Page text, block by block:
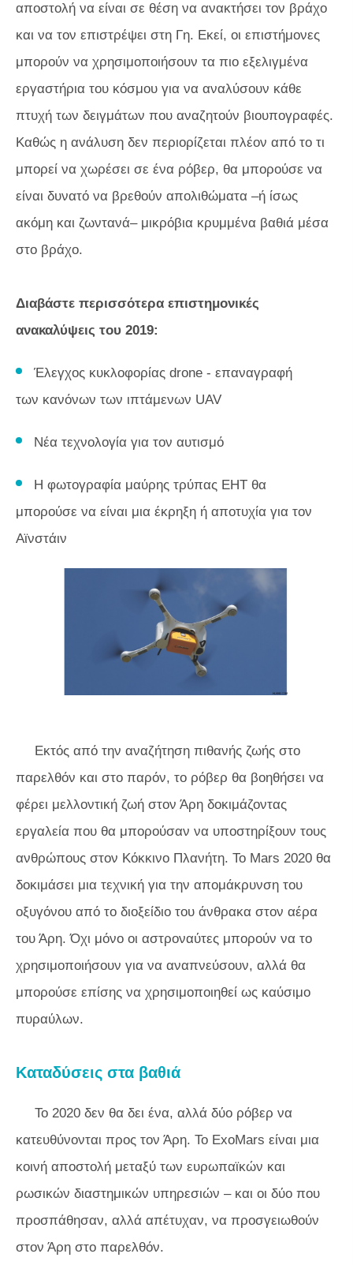
αποστολή να είναι σε θέση να ανακτήσει τον βράχο
και να τον επιστρέψει στη Γη. Εκεί, οι επιστήμονες
μπορούν να χρησιμοποιήσουν τα πιο εξελιγμένα
εργαστήρια του κόσμου για να αναλύσουν κάθε
πτυχή των δειγμάτων που αναζητούν βιουπογραφές.
Καθώς η ανάλυση δεν περιορίζεται πλέον από το τι
μπορεί να χωρέσει σε ένα ρόβερ, θα μπορούσε να
είναι δυνατό να βρεθούν απολιθώματα –ή ίσως
ακόμη και ζωντανά– μικρόβια κρυμμένα βαθιά μέσα
στο βράχο.
Διαβάστε περισσότερα επιστημονικές
ανακαλύψεις του 2019:
Έλεγχος κυκλοφορίας drone - επαναγραφή
των κανόνων των ιπτάμενων UAV
Νέα τεχνολογία για τον αυτισμό
Η φωτογραφία μαύρης τρύπας EHT θα
μπορούσε να είναι μια έκρηξη ή αποτυχία για τον
Αϊνστάιν
Εκτός από την αναζήτηση πιθανής ζωής στο
παρελθόν και στο παρόν, το ρόβερ θα βοηθήσει να
φέρει μελλοντική ζωή στον Άρη δοκιμάζοντας
εργαλεία που θα μπορούσαν να υποστηρίξουν τους
ανθρώπους στον Κόκκινο Πλανήτη. Το Mars 2020 θα
δοκιμάσει μια τεχνική για την απομάκρυνση του
οξυγόνου από το διοξείδιο του άνθρακα στον αέρα
του Άρη. Όχι μόνο οι αστροναύτες μπορούν να το
χρησιμοποιήσουν για να αναπνεύσουν, αλλά θα
μπορούσε επίσης να χρησιμοποιηθεί ως καύσιμο
πυραύλων.
Καταδύσεις στα βαθιά
Το 2020 δεν θα δει ένα, αλλά δύο ρόβερ να
κατευθύνονται προς τον Άρη. Το ExoMars είναι μια
κοινή αποστολή μεταξύ των ευρωπαϊκών και
ρωσικών διαστημικών υπηρεσιών – και οι δύο που
προσπάθησαν, αλλά απέτυχαν, να προσγειωθούν
στον Άρη στο παρελθόν.